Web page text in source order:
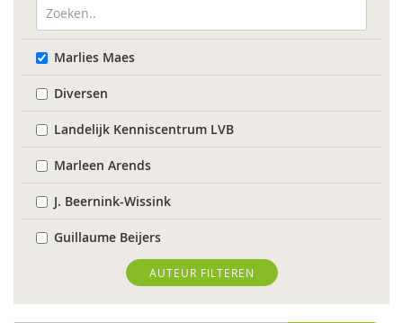
Marlies Maes
Diversen
Landelijk Kenniscentrum LVB
Marleen Arends
J. Beernink-Wissink
Guillaume Beijers
Femke Berends
Ingeborg Berger
AUTEUR FILTEREN